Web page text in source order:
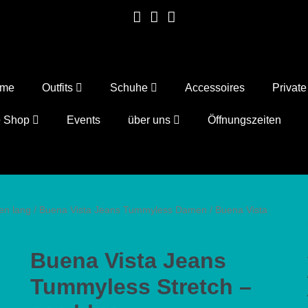
Outfits Schuhe Accessoires
Shop Events über uns Öffnungszeiten
lang / Buena Vista Jeans Tummyless Damen / Buena Vista
Buena Vista Jeans
Tummyless Stretch –